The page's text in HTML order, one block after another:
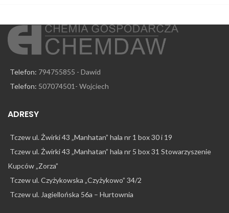
Telefon: 794755855 - Dawid
Telefon: 507074501- Wojciech
ADRESY
Tczew ul. Żwirki 43 „Manhatan” hala nr 1 box 30 i 19
Tczew ul. Żwirki 43 „Manhatan” hala nr 5 box 31 Stowarzyszenie
Kupców „Zorza”
Tczew ul. Czyżykowska „Czyżykowo” 34/2
Tczew ul. Jagiellońska 56a – Hurtownia